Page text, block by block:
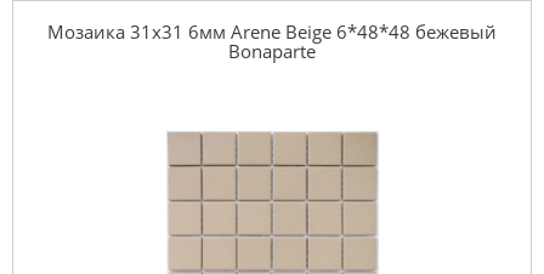
Мозаика 31x31 6мм Arene Beige 6*48*48 бежевый
Bonaparte